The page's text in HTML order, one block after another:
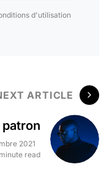
d'utilisation
ARTICLE
2021
read